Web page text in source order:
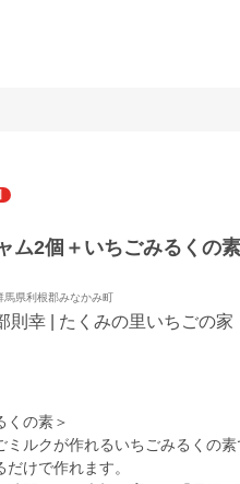
ム2個＋いちごみるくの
馬県利根郡みなかみ町
則幸 | たくみの里いちごの家
くの素＞
ミルクが作れるいちごみるくの素
けで作れます。